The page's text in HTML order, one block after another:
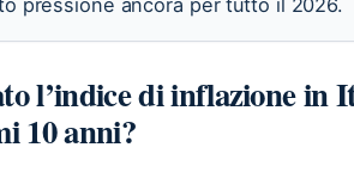
pressione ancora per tutto il 2026.
l’indice di inflazione in
10 anni?